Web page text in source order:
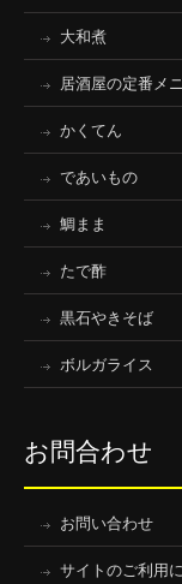
大和煮
居酒屋の定番メ
かくてん
であいもの
鯛まま
たで酢
黒石やきそば
ボルガライス
お問合わせ
お問い合わせ
サイトのご利用